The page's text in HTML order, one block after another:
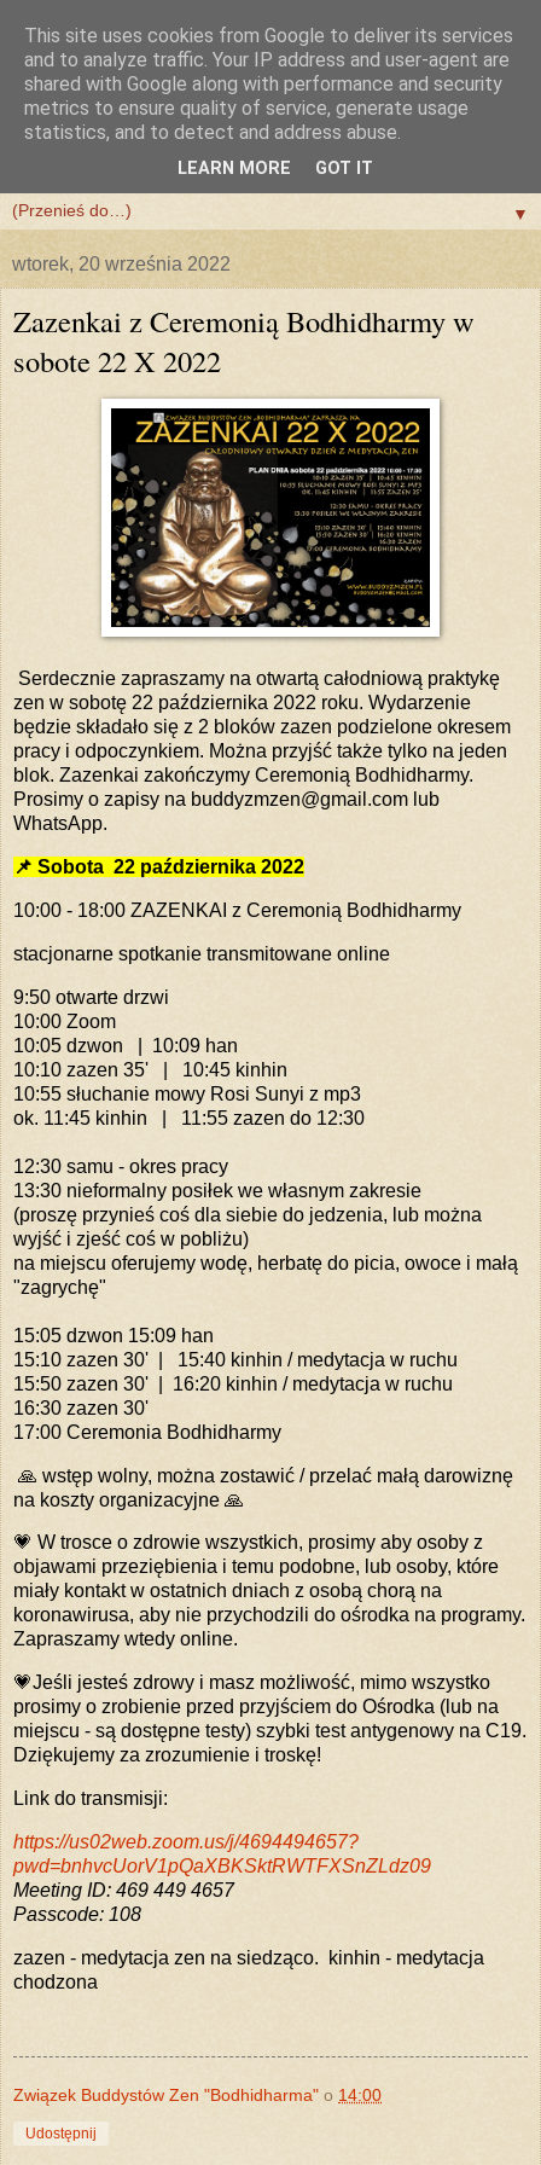
▼
wtorek, 20 września 2022
Zazenkai z Ceremonią Bodhidharmy w
sobote 22 X 2022
Serdecznie zapraszamy na otwartą całodniową praktykę
zen w sobotę 22 października 2022 roku. Wydarzenie
będzie składało się z 2 bloków zazen podzielone okresem
pracy i odpoczynkiem. Można przyjść także tylko na jeden
blok. Zazenkai zakończymy Ceremonią Bodhidharmy.
Prosimy o zapisy na buddyzmzen@gmail.com lub
WhatsApp.
📌 Sobota 22 października 2022
10:00 - 18:00 ZAZENKAI z Ceremonią Bodhidharmy
stacjonarne spotkanie transmitowane online
9:50 otwarte drzwi
10:00 Zoom
10:05 dzwon | 10:09 han
10:10 zazen 35' | 10:45 kinhin
10:55 słuchanie mowy Rosi Sunyi z mp3
ok. 11:45 kinhin | 11:55 zazen do 12:30
12:30 samu - okres pracy
13:30 nieformalny posiłek we własnym zakresie
(proszę przynieś coś dla siebie do jedzenia, lub można
wyjść i zjeść coś w pobliżu)
na miejscu oferujemy wodę, herbatę do picia, owoce i małą
"zagrychę"
15:05 dzwon 15:09 han
15:10 zazen 30' | 15:40 kinhin / medytacja w ruchu
15:50 zazen 30' | 16:20 kinhin / medytacja w ruchu
16:30 zazen 30'
17:00 Ceremonia Bodhidharmy
🙏 wstęp wolny, można zostawić / przelać małą darowiznę
na koszty organizacyjne 🙏
💗 W trosce o zdrowie wszystkich, prosimy aby osoby z
objawami przeziębienia i temu podobne, lub osoby, które
miały kontakt w ostatnich dniach z osobą chorą na
koronawirusa, aby nie przychodzili do ośrodka na programy.
Zapraszamy wtedy online.
💗Jeśli jesteś zdrowy i masz możliwość, mimo wszystko
prosimy o zrobienie przed przyjściem do Ośrodka (lub na
miejscu - są dostępne testy) szybki test antygenowy na C19.
Dziękujemy za zrozumienie i troskę!
Link do transmisji:
https://us02web.zoom.us/j/4694494657?
pwd=bnhvcUorV1pQaXBKSktRWTFXSnZLdz09
Meeting ID: 469 449 4657
Passcode: 108
zazen - medytacja zen na siedząco. kinhin - medytacja
chodzona
Związek Buddystów Zen "Bodhidharma" o 14:00
Udostępnij
This site uses cookies from Google to deliver its services
and to analyze traffic. Your IP address and user-agent are
shared with Google along with performance and security
metrics to ensure quality of service, generate usage
statistics, and to detect and address abuse.
LEARN MORE GOT IT